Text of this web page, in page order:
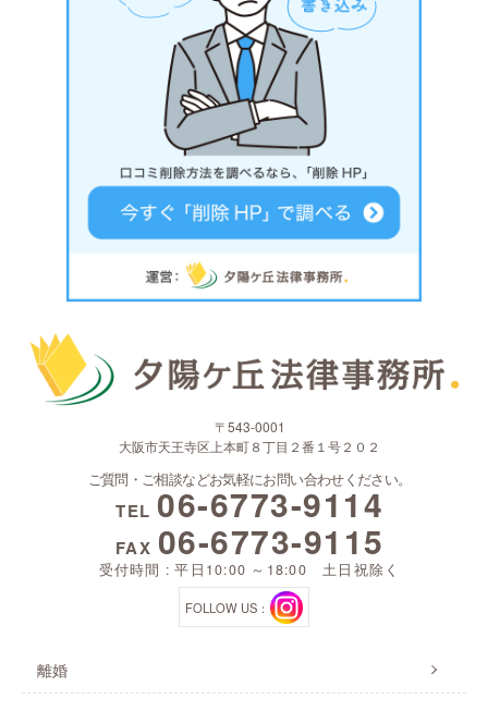
〒543-0001
大阪市天王寺区上本町８丁目２番１号２０２
ご質問・ご相談などお気軽にお問い合わせください。
TEL 06-6773-9114
FAX 06-6773-9115
受付時間 : 平日10:00 ～18:00 土日祝除く
FOLLOW US：
離婚